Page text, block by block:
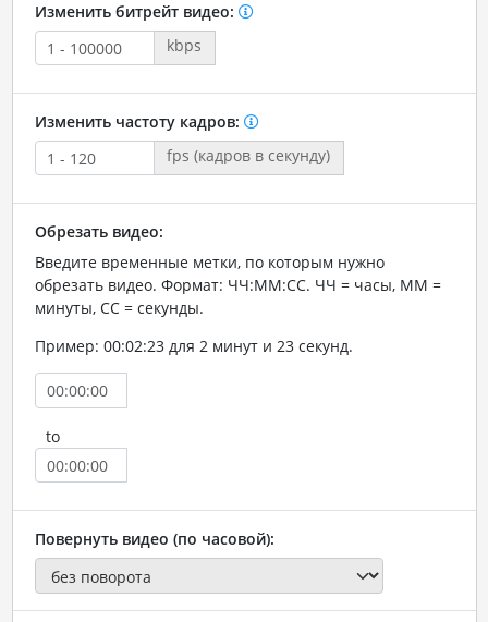
Изменить битрейт видео:
kbps
Изменить частоту кадров:
fps (кадров в секунду)
Обрезать видео:
Введите временные метки, по которым нужно
обрезать видео. Формат: ЧЧ:ММ:СС. ЧЧ = часы, ММ =
минуты, СС = секунды.
Пример: 00:02:23 для 2 минут и 23 секунд.
to
Повернуть видео (по часовой):